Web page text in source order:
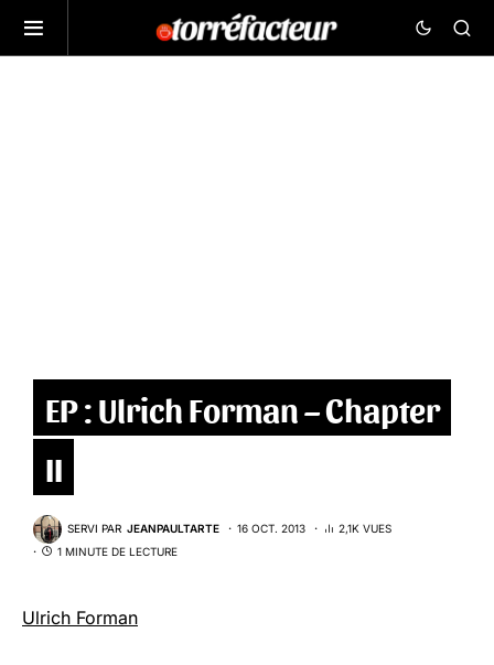
EP : Ulrich Forman – Chapter
II
SERVI PAR JEANPAULTARTE 16 OCT. 2013
2,1K VUES
1 MINUTE DE LECTURE
Ulrich Forman